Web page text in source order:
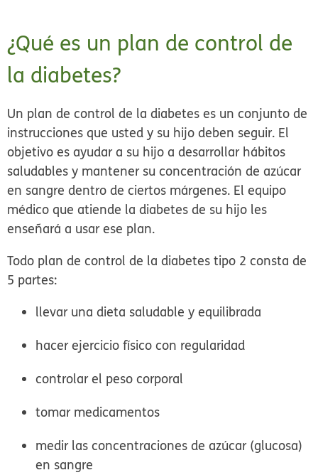
¿Qué es un plan de control de
la diabetes?
Un plan de control de la diabetes es un conjunto de
instrucciones que usted y su hijo deben seguir. El
objetivo es ayudar a su hijo a desarrollar hábitos
saludables y mantener su concentración de azúcar
en sangre dentro de ciertos márgenes. El equipo
médico que atiende la diabetes de su hijo les
enseñará a usar ese plan.
Todo plan de control de la diabetes tipo 2 consta de
5 partes:
llevar una dieta saludable y equilibrada
hacer ejercicio físico con regularidad
controlar el peso corporal
tomar medicamentos
medir las concentraciones de azúcar (glucosa)
en sangre